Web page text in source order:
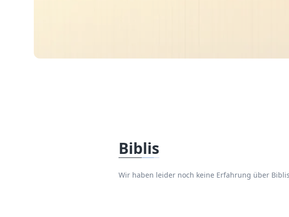
Biblis
Wir haben leider noch keine Erfahrung über